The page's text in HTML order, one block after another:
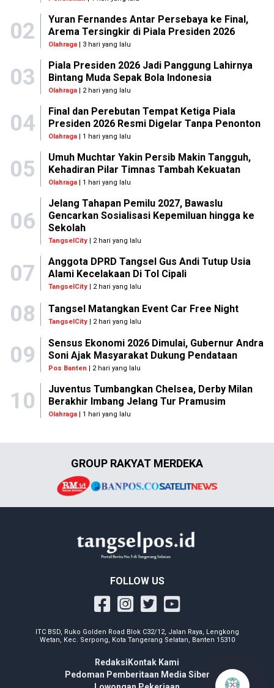
02
Yuran Fernandes Antar Persebaya ke Final,
Arema Tersingkir di Piala Presiden 2026
Olahraga| 3 hari yang lalu
03
Piala Presiden 2026 Jadi Panggung Lahirnya
Bintang Muda Sepak Bola Indonesia
Olahraga| 2 hari yang lalu
04
Final dan Perebutan Tempat Ketiga Piala
Presiden 2026 Resmi Digelar Tanpa Penonton
Olahraga| 1 hari yang lalu
05
Umuh Muchtar Yakin Persib Makin Tangguh,
Kehadiran Pilar Timnas Tambah Kekuatan
Olahraga| 1 hari yang lalu
06
Jelang Tahapan Pemilu 2027, Bawaslu
Gencarkan Sosialisasi Kepemiluan hingga ke
Sekolah
TangselCity| 2 hari yang lalu
07
Anggota DPRD Tangsel Gus Andi Tutup Usia
Alami Kecelakaan Di Tol Cipali
TangselCity| 2 hari yang lalu
08 Tangsel Matangkan Event Car Free Night
TangselCity | 2 hari yang lalu
09
Sensus Ekonomi 2026 Dimulai, Gubernur Andra
Soni Ajak Masyarakat Dukung Pendataan
Pos Banten | 2 hari yang lalu
10
Juventus Tumbangkan Chelsea, Derby Milan
Berakhir Imbang Jelang Tur Pramusim
Olahraga| 1 hari yang lalu
GROUP RAKYAT MERDEKA
FOLLOW US
ITC BSD, Ruko Golden Road Blok C32/12, Jalan Raya, Lengkong
Wetan, Kec. Serpong, Kota Tangerang Selatan, Banten 15310
Redaksi Kontak Kami
Pedoman Pemberitaan Media Siber